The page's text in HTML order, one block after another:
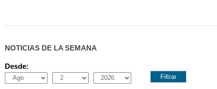
NOTICIAS DE LA SEMANA
Desde:
Month
Day Year